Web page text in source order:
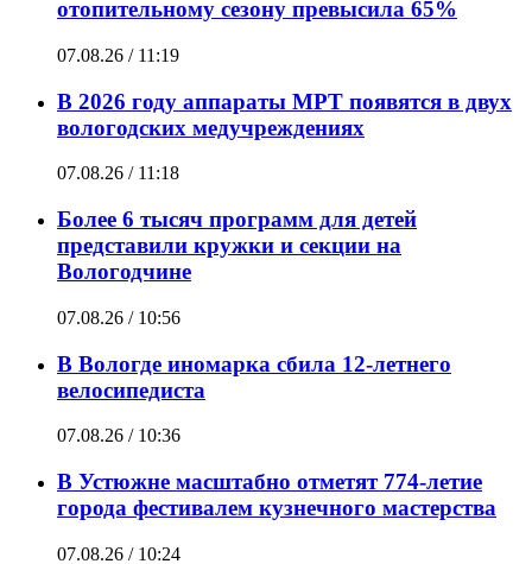
отопительному сезону превысила 65%
07.08.26 / 11:19
В 2026 году аппараты МРТ появятся в двух
вологодских медучреждениях
07.08.26 / 11:18
Более 6 тысяч программ для детей
представили кружки и секции на
Вологодчине
07.08.26 / 10:56
В Вологде иномарка сбила 12-летнего
велосипедиста
07.08.26 / 10:36
В Устюжне масштабно отметят 774-летие
города фестивалем кузнечного мастерства
07.08.26 / 10:24